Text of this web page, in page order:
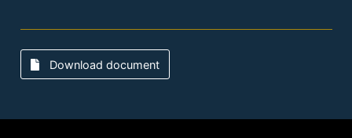
Download document